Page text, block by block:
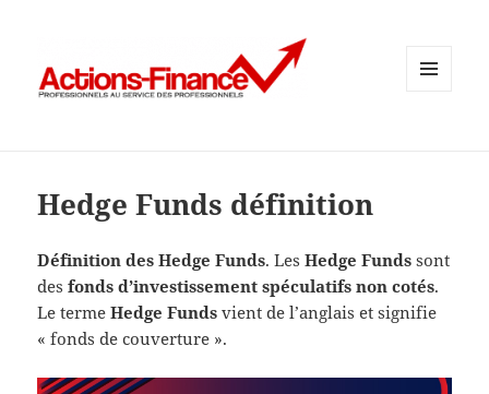
Hedge Funds définition
Définition des Hedge Funds. LesHedge Funds sont
desfonds d’investissement spéculatifs non cotés.
Le termeHedge Funds vient de l’anglais et signifie
« fonds de couverture ».